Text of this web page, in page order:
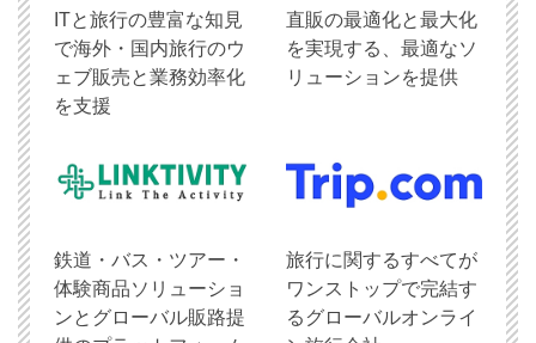
ITと旅行の豊富な知見
で海外・国内旅行のウ
ェブ販売と業務効率化
を支援
直販の最適化と最大化
を実現する、最適なソ
リューションを提供
鉄道・バス・ツアー・
体験商品ソリューショ
ンとグローバル販路提
旅行に関するすべてが
ワンストップで完結す
るグローバルオンライ